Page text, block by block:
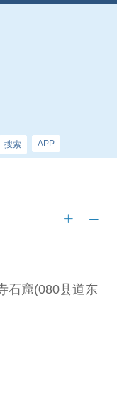
搜索 APP
石窟(080县道东